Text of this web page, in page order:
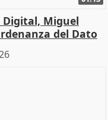
Digital, Miguel
del Dato